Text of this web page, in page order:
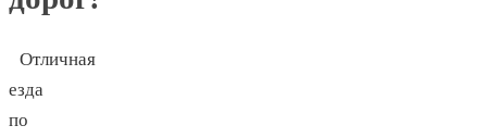
Отличная
езда
по